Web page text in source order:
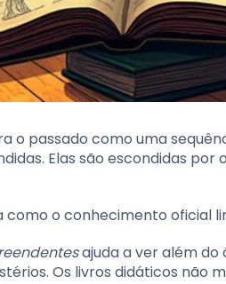
o passado como uma
Elas são escondidas por
o conhecimento oficial
ajuda a ver além do
Os livros didáticos não